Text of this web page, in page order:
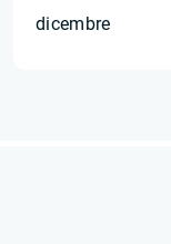
dicembre